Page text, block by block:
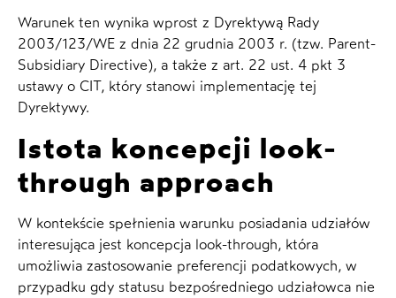
Warunek ten wynika wprost z Dyrektywą Rady
2003/123/WE z dnia 22 grudnia 2003 r. (tzw. Parent-
Subsidiary Directive), a także z art. 22 ust. 4 pkt 3
ustawy o CIT, który stanowi implementację tej
Dyrektywy.
Istota koncepcji look-
through approach
W kontekście spełnienia warunku posiadania udziałów
interesująca jest koncepcja look-through, która
umożliwia zastosowanie preferencji podatkowych, w
przypadku gdy statusu bezpośredniego udziałowca nie